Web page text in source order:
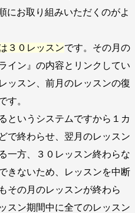
にお取り組みいただくのがよ
３０レッスンです。その月の
イン』の内容とリンクしてい
ッスン、前月のレッスンの復
す。
というシステムですから１カ
で終わらせ、翌月のレッスン
一方、３０レッスン終わらな
きないため、レッスンを中断
その月のレッスンが終わら
スン期間中に全てのレッスン